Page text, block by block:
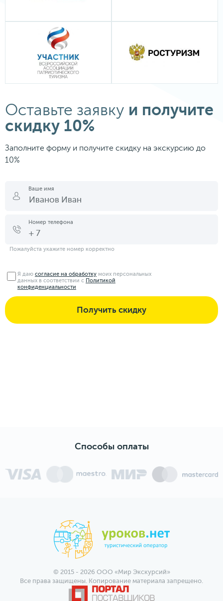
Оставьте заявку и получите
скидку 10%
Заполните форму и получите скидку на экскурсию до
10%
Ваше имя
Номер телефона
Пожалуйста укажите номер корректно
Я даю согласие на обработку моих персональных
данных в соответствии с Политикой
конфиденциальности
Способы оплаты
© 2015 - 2026 ООО «Мир Экскурсий»
Все права защищены. Копирование материала запрещено.